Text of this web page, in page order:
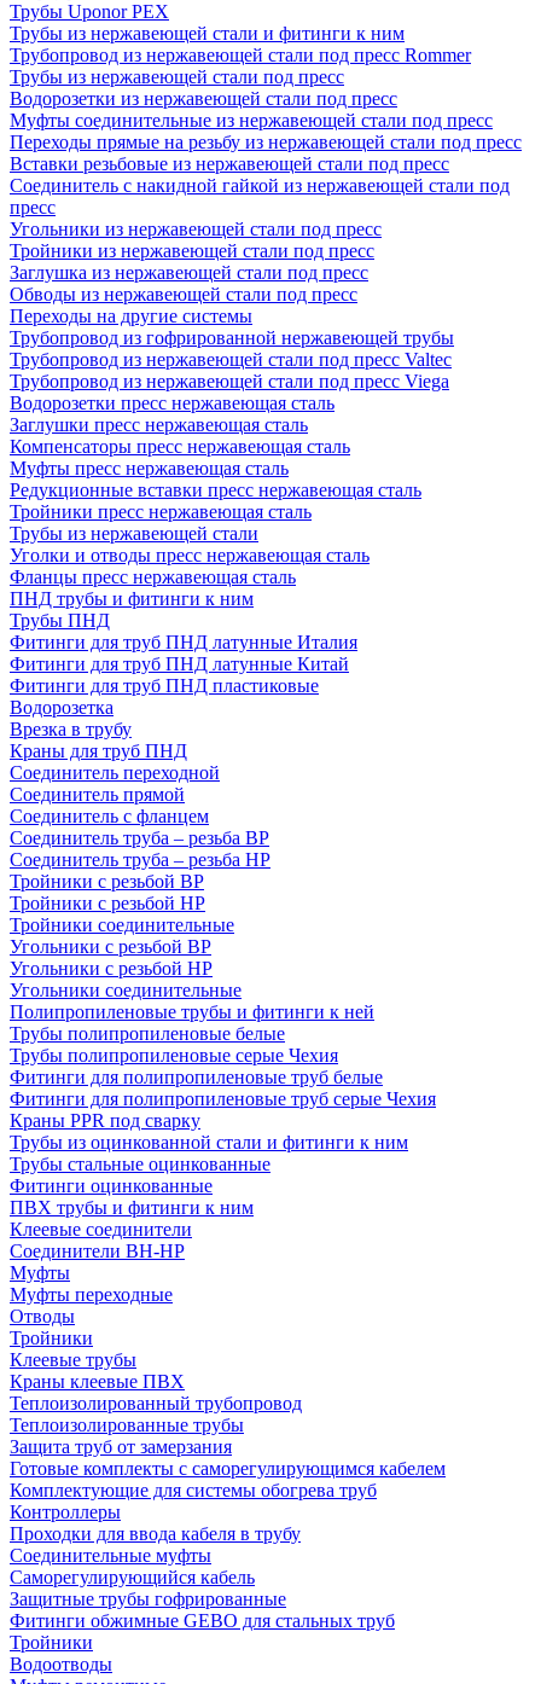
Трубы Uponor PEX
Трубы из нержавеющей стали и фитинги к ним
Трубопровод из нержавеющей стали под пресс Rommer
Трубы из нержавеющей стали под пресс
Водорозетки из нержавеющей стали под пресс
Муфты соединительные из нержавеющей стали под пресс
Переходы прямые на резьбу из нержавеющей стали под пресс
Вставки резьбовые из нержавеющей стали под пресс
Соединитель с накидной гайкой из нержавеющей стали под
пресс
Угольники из нержавеющей стали под пресс
Тройники из нержавеющей стали под пресс
Заглушка из нержавеющей стали под пресс
Обводы из нержавеющей стали под пресс
Переходы на другие системы
Трубопровод из гофрированной нержавеющей трубы
Трубопровод из нержавеющей стали под пресс Valtec
Трубопровод из нержавеющей стали под пресс Viega
Водорозетки пресс нержавеющая сталь
Заглушки пресс нержавеющая сталь
Компенсаторы пресс нержавеющая сталь
Муфты пресс нержавеющая сталь
Редукционные вставки пресс нержавеющая сталь
Тройники пресс нержавеющая сталь
Трубы из нержавеющей стали
Уголки и отводы пресс нержавеющая сталь
Фланцы пресс нержавеющая сталь
ПНД трубы и фитинги к ним
Трубы ПНД
Фитинги для труб ПНД латунные Италия
Фитинги для труб ПНД латунные Китай
Фитинги для труб ПНД пластиковые
Водорозетка
Врезка в трубу
Краны для труб ПНД
Соединитель переходной
Соединитель прямой
Соединитель с фланцем
Соединитель труба – резьба ВР
Соединитель труба – резьба НР
Тройники с резьбой ВР
Тройники с резьбой НР
Тройники соединительные
Угольники с резьбой ВР
Угольники с резьбой НР
Угольники соединительные
Полипропиленовые трубы и фитинги к ней
Трубы полипропиленовые белые
Трубы полипропиленовые серые Чехия
Фитинги для полипропиленовые труб белые
Фитинги для полипропиленовые труб серые Чехия
Краны PPR под сварку
Трубы из оцинкованной стали и фитинги к ним
Трубы стальные оцинкованные
Фитинги оцинкованные
ПВХ трубы и фитинги к ним
Клеевые соединители
Соединители ВН-НР
Муфты
Муфты переходные
Отводы
Тройники
Клеевые трубы
Краны клеевые ПВХ
Теплоизолированный трубопровод
Теплоизолированные трубы
Защита труб от замерзания
Готовые комплекты с саморегулирующимся кабелем
Комплектующие для системы обогрева труб
Контроллеры
Проходки для ввода кабеля в трубу
Соединительные муфты
Саморегулирующийся кабель
Защитные трубы гофрированные
Фитинги обжимные GEBO для стальных труб
Тройники
Водоотводы